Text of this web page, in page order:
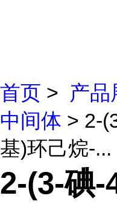
首页 > 产品
中间体 > 2-
基)环己烷-...
2-(3-碘-